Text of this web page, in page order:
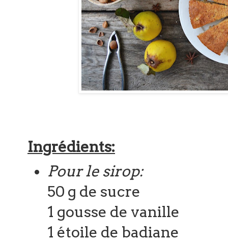
Ingrédients:
Pour le sirop:
50 g de sucre
1 gousse de vanille
1 étoile de badiane